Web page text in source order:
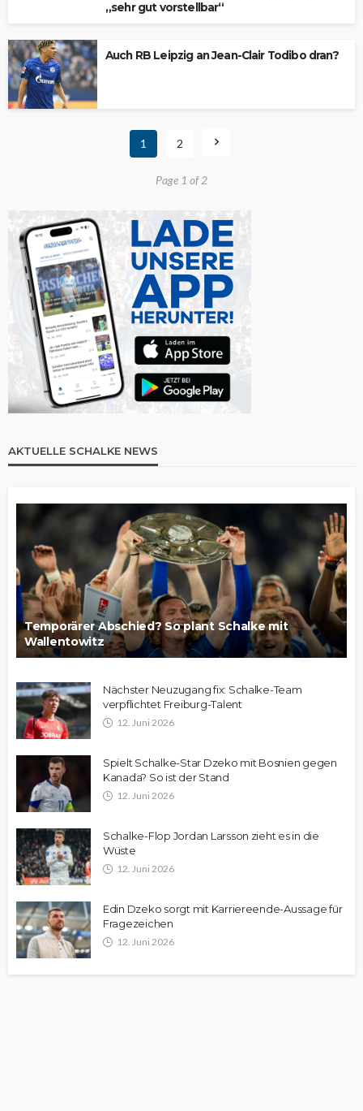
„sehr gut vorstellbar“
Auch RB Leipzig an Jean-Clair Todibo dran?
1 2
Page 1 of 2
AKTUELLE SCHALKE NEWS
Temporärer Abschied? So plant Schalke mit
Wallentowitz
Nächster Neuzugang fix: Schalke-Team
verpflichtet Freiburg-Talent
12. Juni 2026
Spielt Schalke-Star Dzeko mit Bosnien gegen
Kanada? So ist der Stand
12. Juni 2026
Schalke-Flop Jordan Larsson zieht es in die
Wüste
12. Juni 2026
Edin Dzeko sorgt mit Karriereende-Aussage für
Fragezeichen
12. Juni 2026